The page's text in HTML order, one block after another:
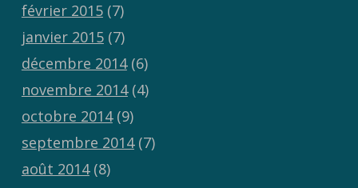
février 2015(7)
janvier 2015(7)
décembre 2014(6)
novembre 2014(4)
octobre 2014(9)
septembre 2014(7)
août 2014(8)